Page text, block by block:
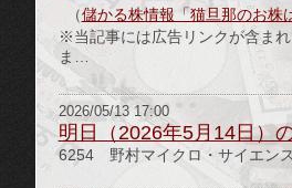
（儲かる株情報「猫旦那のお株
※当記事には広告リンクが含ま
ま…
2026/05/13 17:00
明日（2026年5月14日）
6254 野村マイクロ・サイエン